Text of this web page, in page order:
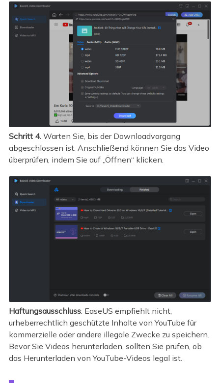
Schritt 4.Warten Sie, bis der Downloadvorgang
abgeschlossen ist. Anschließend können Sie das Video
überprüfen, indem Sie auf „Öffnen“ klicken.
Haftungsausschluss: EaseUS empfiehlt nicht,
urheberrechtlich geschützte Inhalte von YouTube für
kommerzielle oder andere illegale Zwecke zu speichern.
Bevor Sie Videos herunterladen, sollten Sie prüfen, ob
das Herunterladen von YouTube-Videos legal ist.